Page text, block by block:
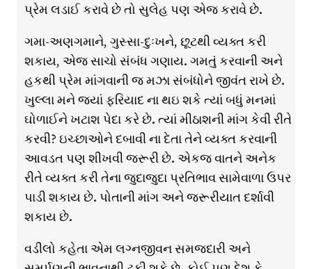
પ્રેમ લડાઈ કરાવે છે તો સુલેહ પણ એજ કરાવે છે.
ગમા-અણગમાને, ગુસ્સા-દુઃખને, છૂટથી વ્યક્ત કરી
શકાય, એજ સાચો સંબંધ ગણાય. ગમતું કરવાની અને
હકથી પ્રેમ માંગવાની જ મઝા સંબંધોને જીવંત રાખે છે.
ખુલ્લા મને જ્યાં ફરિયાદ ના થઇ શકે ત્યાં બધું મનમાં
ઘોળાઈને ખટાશ પેદા કરે છે. ત્યાં મીઠાશની માંગ કેવી રીતે
કરવી? ઇચ્છાઓને દબાવી ના દેતા તેને વ્યક્ત કરવાની
આવડત પણ શીખવી જરૂરી છે. એકજ વાતને અનેક
રીતે વ્યક્ત કરી તેના જુદાજુદા પ્રતિભાવ સામેવાળા ઉપર
પાડી શકાય છે. પોતાની માંગ અને જરૂરીયાત દર્શાવી
શકાય છે.
વડીલો કહેતા એમ લગ્નજીવન સમજદારી અને